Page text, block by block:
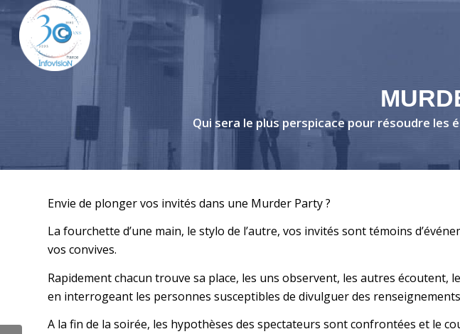
Qui sera le plus perspicace pour résoudre
Envie de plonger vos invités dans une Murder Party ?
La fourchette d’une main, le stylo de l’autre, vos invités sont témoins
vos convives.
Rapidement chacun trouve sa place, les uns observent, les autres écoutent,
en interrogeant les personnes susceptibles de divulguer des
A la fin de la soirée, les hypothèses des spectateurs sont confrontées et le